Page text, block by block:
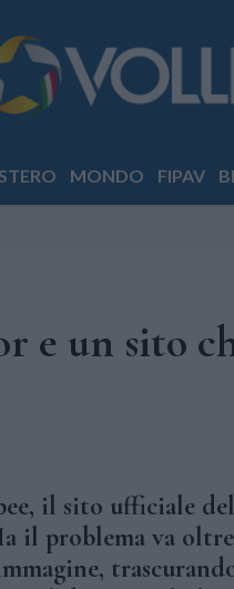
MONDO FIPAV
e un sito
il sito ufficiale
il problema va